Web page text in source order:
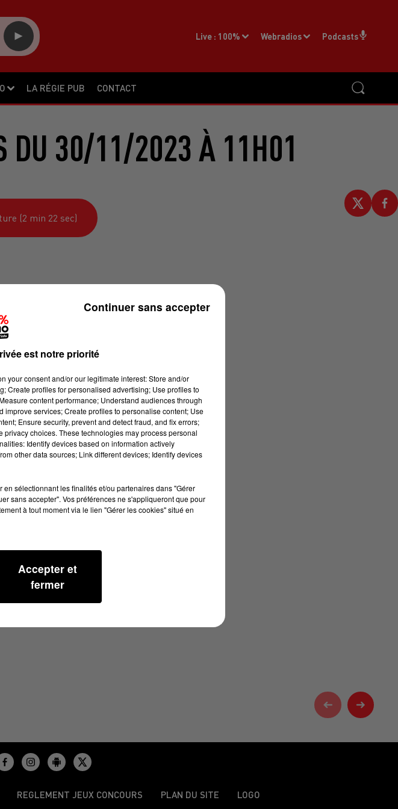
LA RÉGIE PUB CONTACT
Live : 100% Webradios Podcasts
DU 30/11/2023 À 11H01
(2 min 22 sec)
REGLEMENT JEUX CONCOURS PLAN DU SITE LOGO
est notre priorité
your consent and/or our legitimate interest: Store and/or
Create profiles for personalised advertising; Use profiles to
content performance; Understand audiences through
services; Create profiles to personalise content; Use
Ensure security, prevent and detect fraud, and fix errors;
choices. These technologies may process personal
Identify devices based on information actively
other data sources; Link different devices; Identify devices
sélectionnant les finalités et/ou partenaires dans "Gérer
sans accepter". Vos préférences ne s'appliqueront que pour
à tout moment via le lien "Gérer les cookies" situé en
Accepter et
fermer
Continuer sans accepter